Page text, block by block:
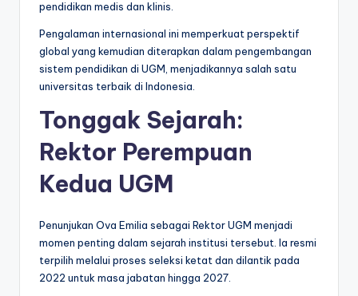
pendidikan medis dan klinis.
Pengalaman internasional ini memperkuat perspektif
global yang kemudian diterapkan dalam pengembangan
sistem pendidikan di UGM, menjadikannya salah satu
universitas terbaik di Indonesia.
Tonggak Sejarah:
Rektor Perempuan
Kedua UGM
Penunjukan Ova Emilia sebagai Rektor UGM menjadi
momen penting dalam sejarah institusi tersebut. Ia resmi
terpilih melalui proses seleksi ketat dan dilantik pada
2022 untuk masa jabatan hingga 2027.